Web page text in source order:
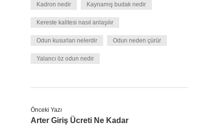
Kadron nedir Kaynamış budak nedir
Kereste kalitesi nasıl anlaşılır
Odun kusurları nelerdir Odun neden çürür
Yalancı öz odun nedir
Önceki Yazı
Arter Giriş Ücreti Ne Kadar